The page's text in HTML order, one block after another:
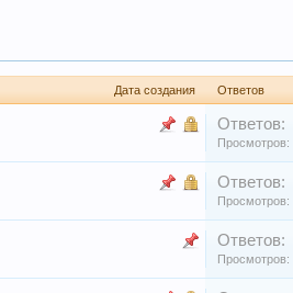
Дата создания Ответов
Ответов:
Просмотров:
Ответов:
Просмотров:
Ответов:
Просмотров: